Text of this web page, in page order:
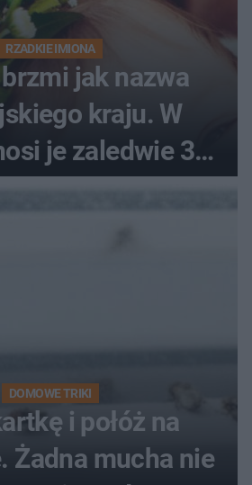
RZADKIE IMIONA
jak nazwa
kraju. W
je zaledwie 3
kobiety
DOMOWE TRIKI
i połóż na
Żadna mucha nie